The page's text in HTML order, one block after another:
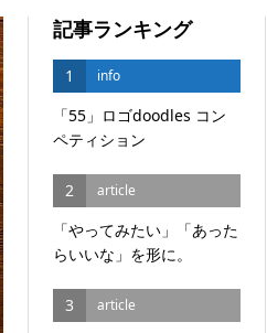
記事ランキング
1 info
「55」ロゴdoodles コン
ペティション
2 article
「やってみたい」「あった
らいいな」を形に。
3 article